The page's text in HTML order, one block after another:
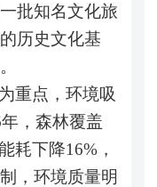
批知名文化旅
历史文化基
重点，环境吸
，森林覆盖
耗下降16%，
，环境质量明